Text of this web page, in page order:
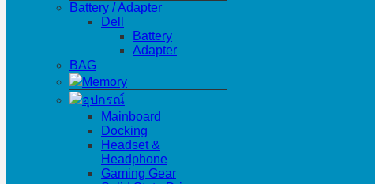
Battery / Adapter
Dell
Battery
Adapter
BAG
Memory
อุปกรณ์
Mainboard
Docking
Headset &
Headphone
Gaming Gear